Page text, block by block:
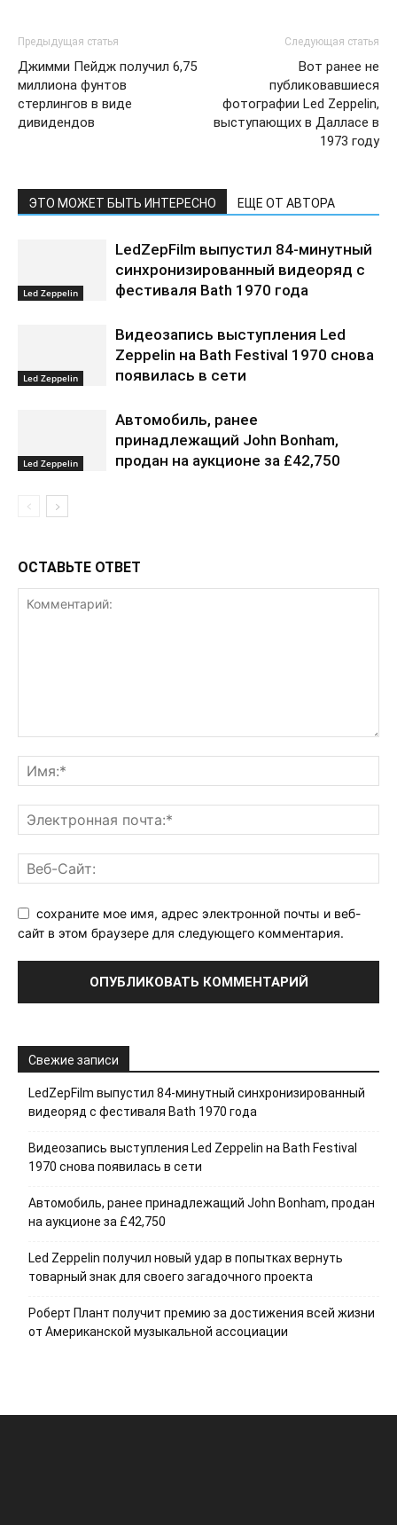
Предыдущая статья
Джимми Пейдж получил 6,75
миллиона фунтов
стерлингов в виде
дивидендов
Следующая статья
Вот ранее не
публиковавшиеся
фотографии Led Zeppelin,
выступающих в Далласе в
1973 году
ЭТО МОЖЕТ БЫТЬ ИНТЕРЕСНО ЕЩЕ ОТ АВТОРА
Led Zeppelin
LedZepFilm выпустил 84-минутный
синхронизированный видеоряд с
фестиваля Bath 1970 года
Led Zeppelin
Видеозапись выступления Led
Zeppelin на Bath Festival 1970 снова
появилась в сети
Led Zeppelin
Автомобиль, ранее
принадлежащий John Bonham,
продан на аукционе за £42,750
ОСТАВЬТЕ ОТВЕТ
сохраните мое имя, адрес электронной почты и веб-
сайт в этом браузере для следующего комментария.
Свежие записи
LedZepFilm выпустил 84-минутный синхронизированный
видеоряд с фестиваля Bath 1970 года
Видеозапись выступления Led Zeppelin на Bath Festival
1970 снова появилась в сети
Автомобиль, ранее принадлежащий John Bonham, продан
на аукционе за £42,750
Led Zeppelin получил новый удар в попытках вернуть
товарный знак для своего загадочного проекта
Роберт Плант получит премию за достижения всей жизни
от Американской музыкальной ассоциации